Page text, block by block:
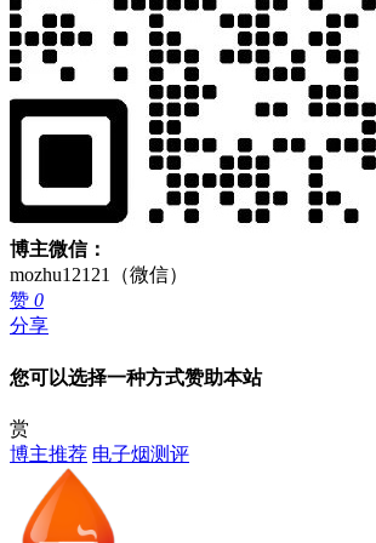
博主微信：
mozhu12121（微信）
赞 0
分享
您可以选择一种方式赞助本站
赏
博主推荐 电子烟测评